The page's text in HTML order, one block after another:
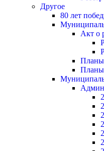
Другое
80 лет
Акт о
Планы
Планы